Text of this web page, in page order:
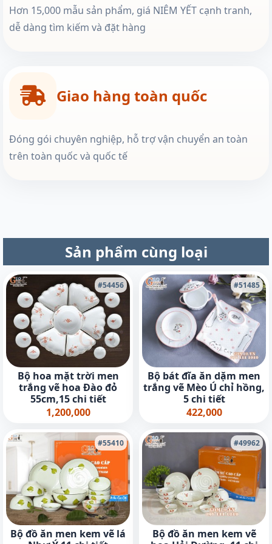
Hơn 15,000 mẫu sản phẩm, giá NIÊM YẾT cạnh tranh,
dễ dàng tìm kiếm và đặt hàng
Giao hàng toàn quốc
Đóng gói chuyên nghiệp, hỗ trợ vận chuyển an toàn
trên toàn quốc và quốc tế
Sản phẩm cùng loại
#54456
Bộ hoa mặt trời men
trắng vẽ hoa Đào đỏ
55cm,15 chi tiết
1,200,000
#51485
Bộ bát đĩa ăn dặm men
trắng vẽ Mèo Ú chỉ hồng,
5 chi tiết
422,000
#55410
Bộ đồ ăn men kem vẽ lá
#49962
Bộ đồ ăn men kem vẽ